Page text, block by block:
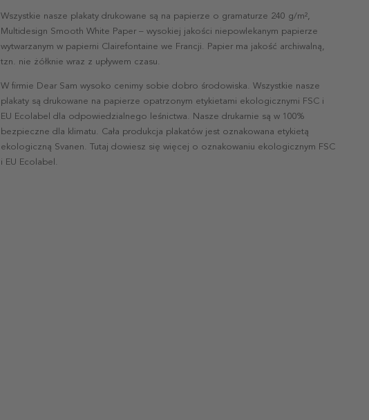
Wszystkie nasze plakaty drukowane są na papierze o gramaturze 240 g/m²,
Multidesign Smooth White Paper – wysokiej jakości niepowlekanym papierze
wytwarzanym w papierni Clairefontaine we Francji. Papier ma jakość archiwalną,
tzn. nie żółknie wraz z upływem czasu.
W firmie Dear Sam wysoko cenimy sobie dobro środowiska. Wszystkie nasze
plakaty są drukowane na papierze opatrzonym etykietami ekologicznymi FSC i
EU Ecolabel dla odpowiedzialnego leśnictwa. Nasze drukarnie są w 100%
bezpieczne dla klimatu. Cała produkcja plakatów jest oznakowana etykietą
ekologiczną Svanen. Tutaj dowiesz się więcej o oznakowaniu ekologicznym FSC
i EU Ecolabel.